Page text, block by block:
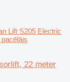
Lift S205 Electric
22 meter